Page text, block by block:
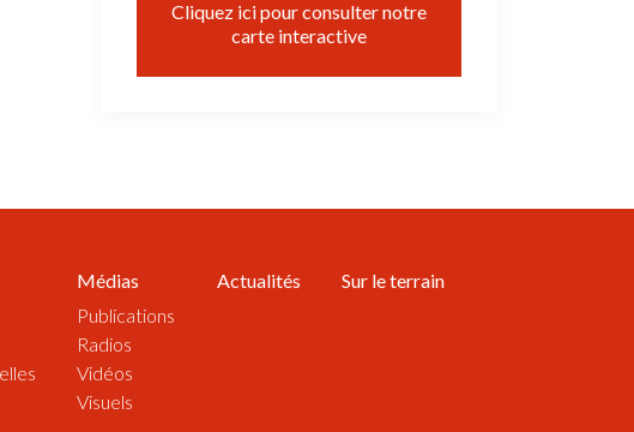
Cliquez ici pour consulter notre
carte interactive
Médias
Publications
Radios
Vidéos
Visuels
Actualités Sur le terrain